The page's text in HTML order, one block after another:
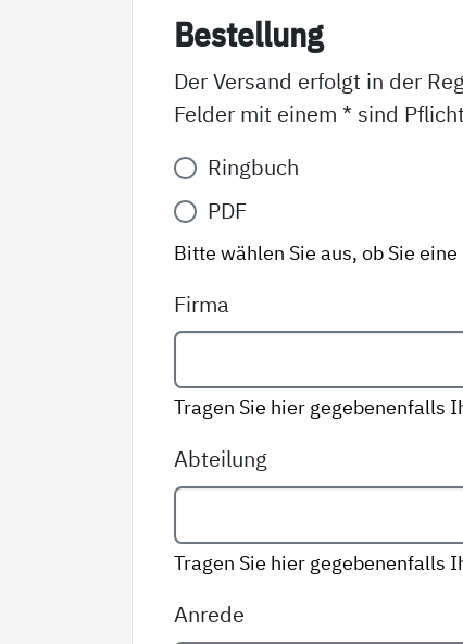
Be­stel­lung
Der Versand erfolgt in der
Felder mit einem * sind
Variante*
Ringbuch
PDF
Bitte wählen Sie aus, ob Sie
Firma
Tragen Sie hier gegebenenfalls
Abteilung
Tragen Sie hier gegebenenfalls
Anrede